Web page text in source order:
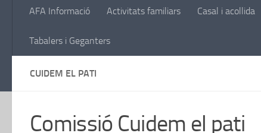
AFA Informació Activitats familiars Casal i acollida
Tabalers i Geganters
CUIDEM EL PATI
Comissió Cuidem el pati